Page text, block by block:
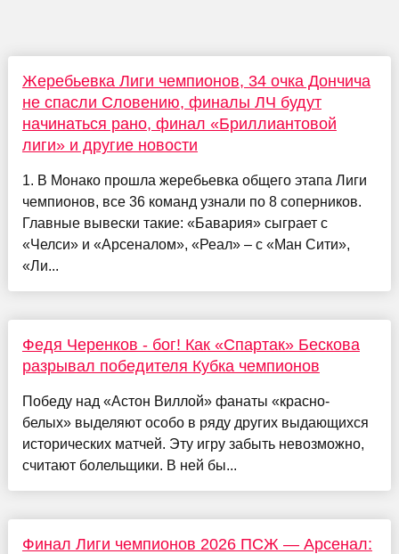
Жеребьевка Лиги чемпионов, 34 очка Дончича
не спасли Словению, финалы ЛЧ будут
начинаться рано, финал «Бриллиантовой
лиги» и другие новости
1. В Монако прошла жеребьевка общего этапа Лиги
чемпионов, все 36 команд узнали по 8 соперников.
Главные вывески такие: «Бавария» сыграет с
«Челси» и «Арсеналом», «Реал» – с «Ман Сити»,
«Ли...
Федя Черенков - бог! Как «Спартак» Бескова
разрывал победителя Кубка чемпионов
Победу над «Астон Виллой» фанаты «красно-
белых» выделяют особо в ряду других выдающихся
исторических матчей. Эту игру забыть невозможно,
считают болельщики. В ней бы...
Финал Лиги чемпионов 2026 ПСЖ — Арсенал: